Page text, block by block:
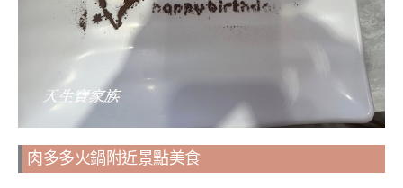
肉多多火鍋附近景點美食